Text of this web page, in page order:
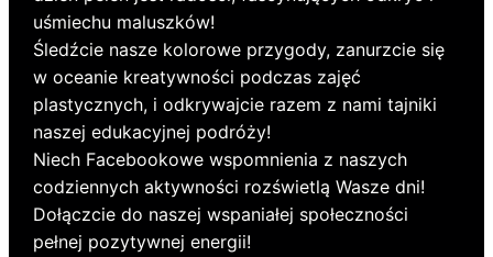
uśmiechu maluszków!
Śledźcie nasze kolorowe przygody, zanurzcie się
w oceanie kreatywności podczas zajęć
plastycznych, i odkrywajcie razem z nami tajniki
naszej edukacyjnej podróży!
Niech Facebookowe wspomnienia z naszych
codziennych aktywności rozświetlą Wasze dni!
Dołączcie do naszej wspaniałej społeczności
pełnej pozytywnej energii!